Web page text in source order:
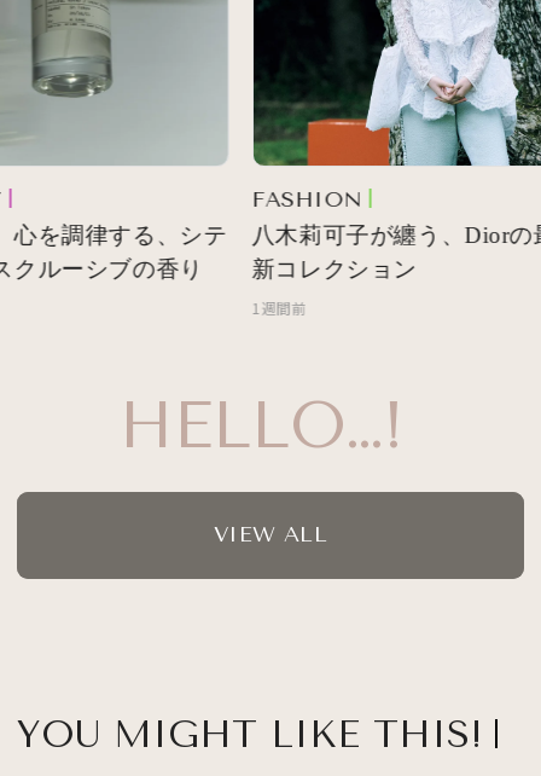
HELLO…!
を調律する、シテ
ルーシブの香り
FASHION
八木莉可子が纏う、Diorの最
新コレクション
1週間前
VIEW ALL
YOU MIGHT LIKE THIS!